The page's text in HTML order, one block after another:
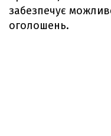
забезпечує
оголошень.